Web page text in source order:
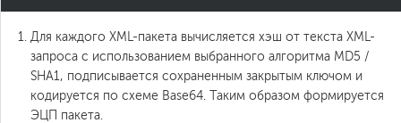
Для каждого XML-пакета вычисляется хэш от текста XML-
запроса с использованием выбранного алгоритма MD5 /
SHA1, подписывается сохраненным закрытым ключом и
кодируется по схеме Base64. Таким образом формируется
ЭЦП пакета.